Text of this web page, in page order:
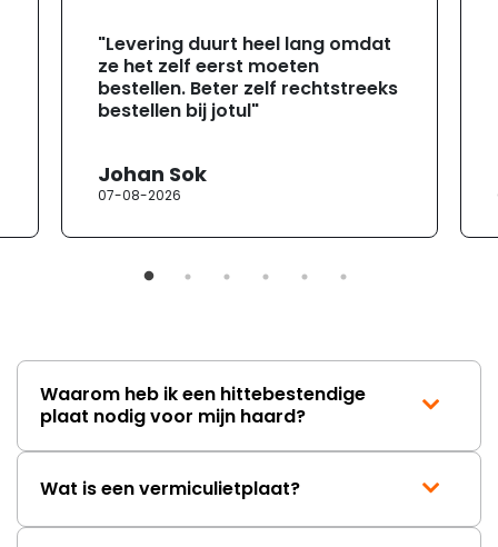
"Levering duurt heel lang omdat
ze het zelf eerst moeten
bestellen. Beter zelf rechtstreeks
bestellen bij jotul"
Johan Sok
07-08-2026
Waarom heb ik een hittebestendige
plaat nodig voor mijn haard?
Wat is een vermiculietplaat?